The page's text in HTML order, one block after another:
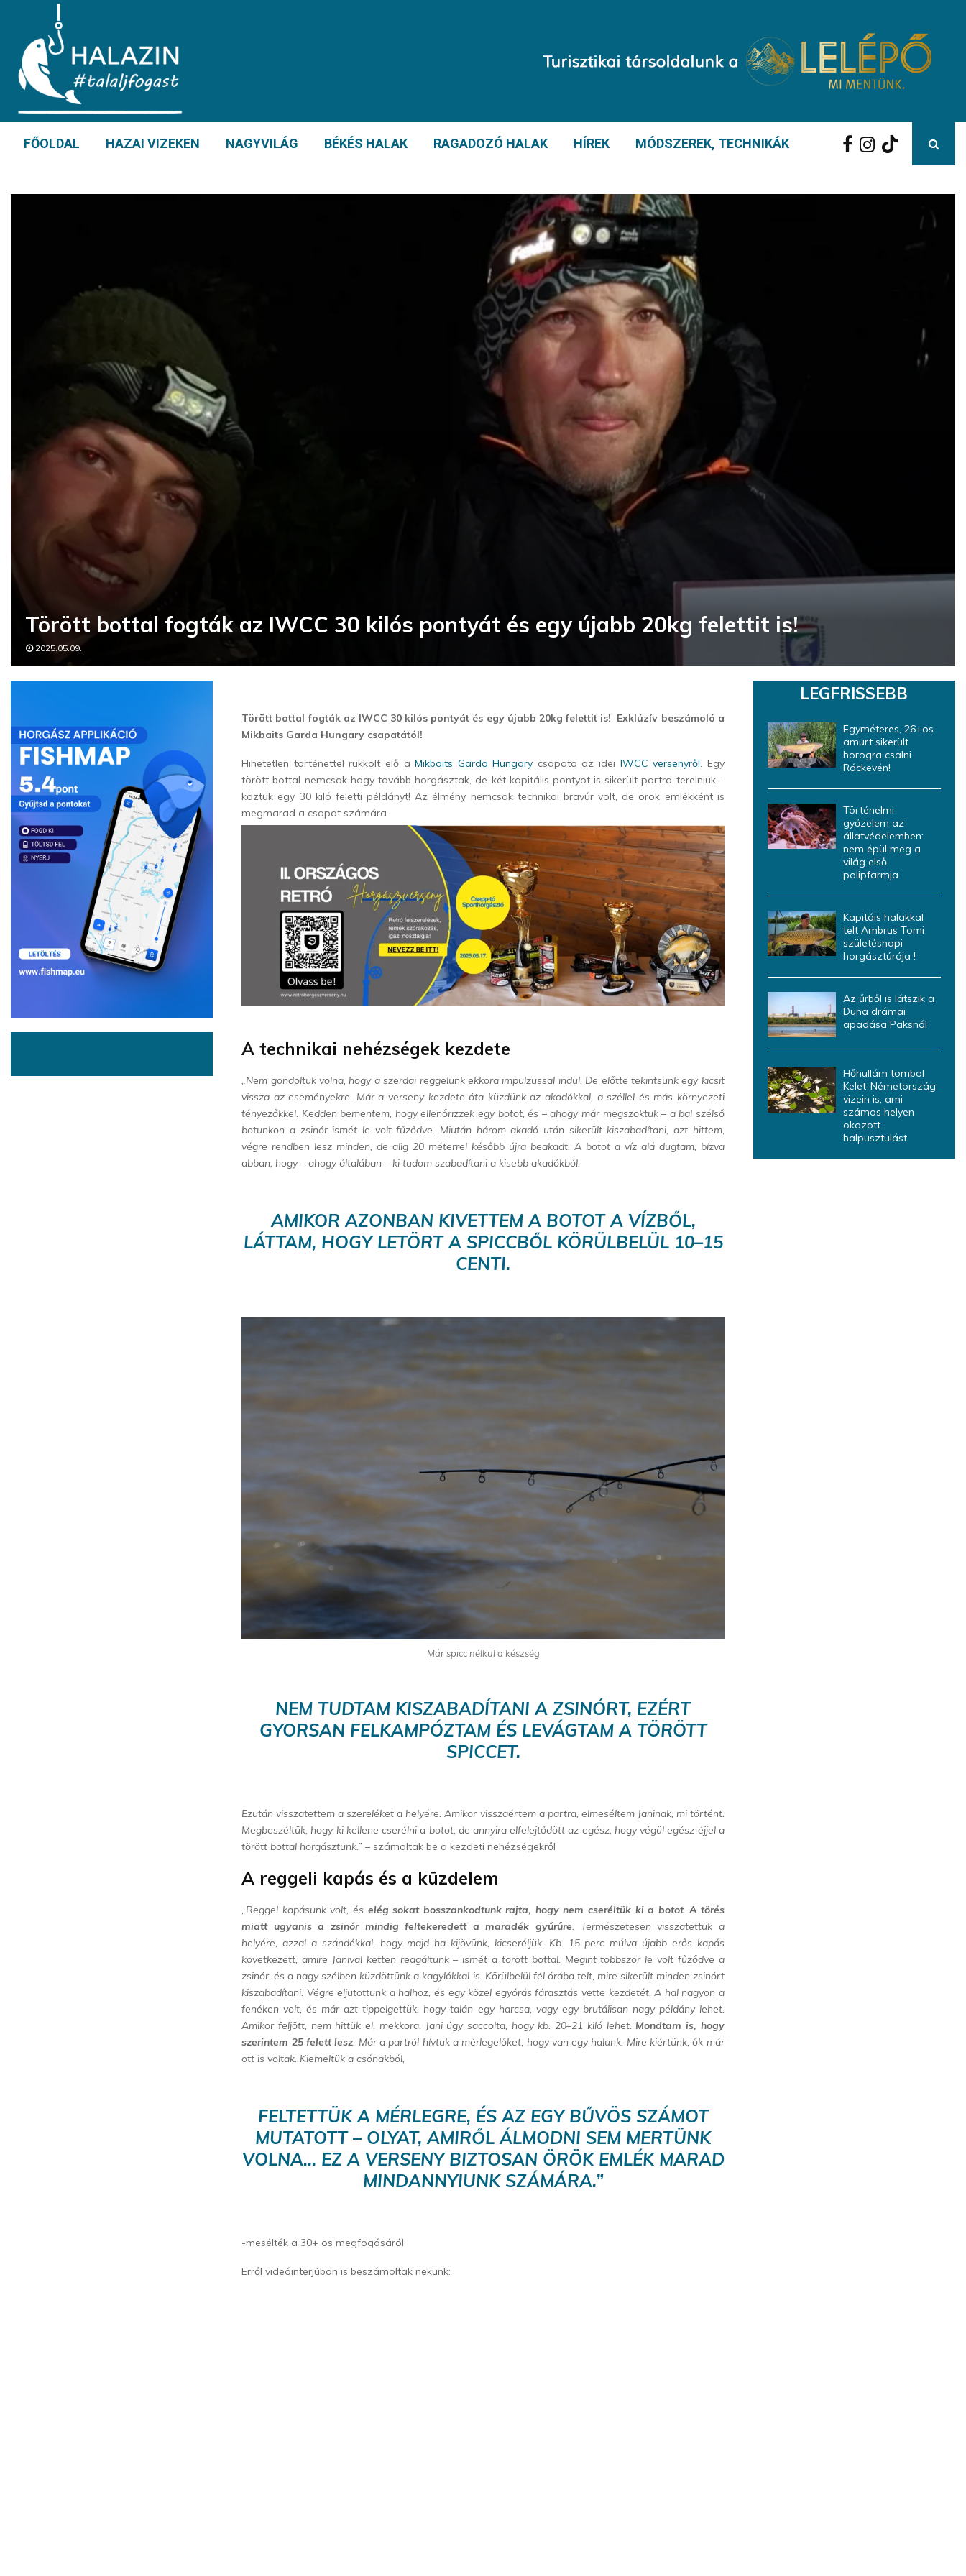
FŐOLDAL HAZAI VIZEKEN NAGYVILÁG BÉKÉS HALAK RAGADOZÓ HALAK HÍREK MÓDSZEREK, TECHNIKÁK
Törött bottal fogták az IWCC 30 kilós pontyát és egy újabb 20kg felettit is!
2025.05.09.
Törött bottal fogták az IWCC 30 kilós pontyát és egy újabb 20kg felettit is! Exklúzív beszámoló a
Mikbaits Garda Hungary csapatától!
Hihetetlen történettel rukkolt elő aMikbaits Garda Hungary csapata az idei IWCC versenyről. Egy
törött bottal nemcsak hogy tovább horgásztak, de két kapitális pontyot is sikerült partra terelniük –
köztük egy 30 kiló feletti példányt! Az élmény nemcsak technikai bravúr volt, de örök emlékként is
megmarad a csapat számára.
A technikai nehézségek kezdete
„Nem gondoltuk volna, hogy a szerdai reggelünk ekkora impulzussal indul. De előtte tekintsünk egy kicsit
vissza az eseményekre. Már a verseny kezdete óta küzdünk az akadókkal, a széllel és más környezeti
tényezőkkel. Kedden bementem, hogy ellenőrizzek egy botot, és – ahogy már megszoktuk – a bal szélső
botunkon a zsinór ismét le volt fűződve. Miután három akadó után sikerült kiszabadítani, azt hittem,
végre rendben lesz minden, de alig 20 méterrel később újra beakadt. A botot a víz alá dugtam, bízva
abban, hogy – ahogy általában – ki tudom szabadítani a kisebb akadókból.
AMIKOR AZONBAN KIVETTEM A BOTOT A VÍZBŐL,
LÁTTAM, HOGY LETÖRT A SPICCBŐL KÖRÜLBELÜL 10–15
CENTI.
Már spicc nélkül a készség
NEM TUDTAM KISZABADÍTANI A ZSINÓRT, EZÉRT
GYORSAN FELKAMPÓZTAM ÉS LEVÁGTAM A TÖRÖTT
SPICCET.
Ezután visszatettem a szereléket a helyére. Amikor visszaértem a partra, elmeséltem Janinak, mi történt.
Megbeszéltük, hogy ki kellene cserélni a botot, de annyira elfelejtődött az egész, hogy végül egész éjjel a
törött bottal horgásztunk.” – számoltak be a kezdeti nehézségekről
A reggeli kapás és a küzdelem
„Reggel kapásunk volt, és elég sokat bosszankodtunk rajta, hogy nem cseréltük ki a botot.A törés
miatt ugyanis a zsinór mindig feltekeredett a maradék gyűrűre. Természetesen visszatettük a
helyére, azzal a szándékkal, hogy majd ha kijövünk, kicseréljük. Kb. 15 perc múlva újabb erős kapás
következett, amire Janival ketten reagáltunk – ismét a törött bottal. Megint többször le volt fűződve a
zsinór, és a nagy szélben küzdöttünk a kagylókkal is. Körülbelül fél órába telt, mire sikerült minden zsinórt
kiszabadítani. Végre eljutottunk a halhoz, és egy közel egyórás fárasztás vette kezdetét. A hal nagyon a
fenéken volt, és már azt tippelgettük, hogy talán egy harcsa, vagy egy brutálisan nagy példány lehet.
Amikor feljött, nem hittük el, mekkora. Jani úgy saccolta, hogy kb. 20–21 kiló lehet. Mondtam is, hogy
szerintem 25 felett lesz. Már a partról hívtuk a mérlegelőket, hogy van egy halunk. Mire kiértünk, ők már
ott is voltak. Kiemeltük a csónakból,
FELTETTÜK A MÉRLEGRE, ÉS AZ EGY BŰVÖS SZÁMOT
MUTATOTT – OLYAT, AMIRŐL ÁLMODNI SEM MERTÜNK
VOLNA… EZ A VERSENY BIZTOSAN ÖRÖK EMLÉK MARAD
MINDANNYIUNK SZÁMÁRA.”
-mesélték a 30+ os megfogásáról
Erről videóinterjúban is beszámoltak nekünk:
LEGFRISSEBB
Egyméteres, 26+os
amurt sikerült
horogra csalni
Ráckevén!
Történelmi
győzelem az
állatvédelemben:
nem épül meg a
világ első
polipfarmja
Kapitáis halakkal
telt Ambrus Tomi
születésnapi
horgásztúrája !
Az űrből is látszik a
Duna drámai
apadása Paksnál
Hőhullám tombol
Kelet-Németország
vizein is, ami
számos helyen
okozott
halpusztulást